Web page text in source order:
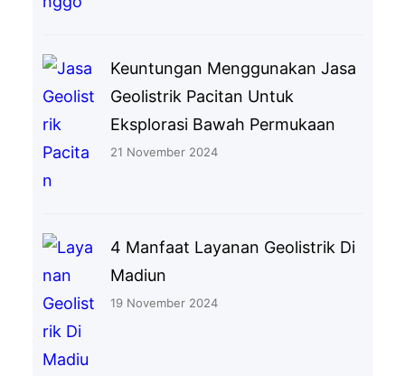
Keuntungan Menggunakan Jasa
Geolistrik Pacitan Untuk
Eksplorasi Bawah Permukaan
21 November 2024
4 Manfaat Layanan Geolistrik Di
Madiun
19 November 2024